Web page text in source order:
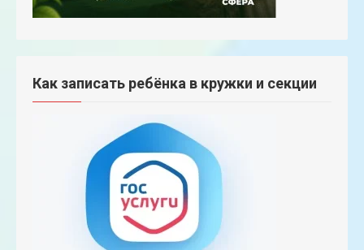
Как записать ребёнка в кружки и секции